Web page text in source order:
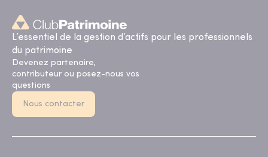
L’essentiel de la gestion d’actifs pour les professionnels
du patrimoine
Devenez partenaire,
contributeur ou posez-nous vos
questions
Nous contacter